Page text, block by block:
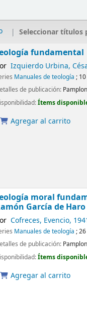
Seleccionar títulos
fundamental
Izquierdo Urbina,
Manuales de teología ; 10
de publicación:
Ítems
Agregar al carrito
moral
García de Haro
Cofreces, Evencio,
Manuales de teología ; 26
de publicación:
Ítems
Agregar al carrito